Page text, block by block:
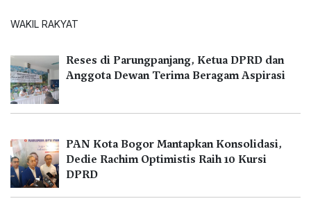
WAKIL RAKYAT
Reses di Parungpanjang, Ketua DPRD dan
Anggota Dewan Terima Beragam Aspirasi
PAN Kota Bogor Mantapkan Konsolidasi,
Dedie Rachim Optimistis Raih 10 Kursi
DPRD